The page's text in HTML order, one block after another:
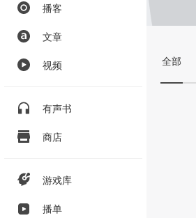
播客
文章
视频
有声书
商店
游戏库
播单
全部